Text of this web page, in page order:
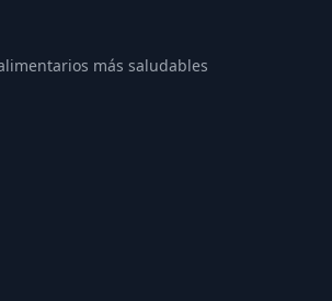
más saludables